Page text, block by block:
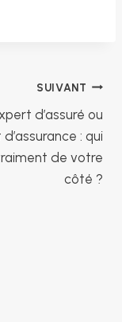
SUIVANT
d’assuré ou
: qui
de votre
côté ?